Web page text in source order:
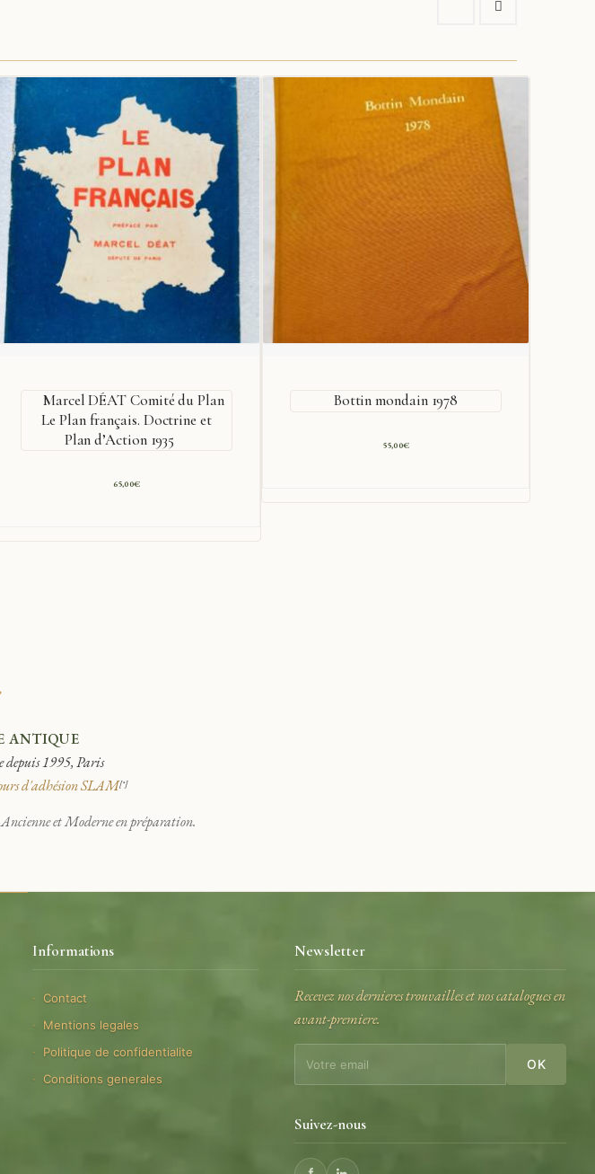
Marcel DÉAT Comité du Plan
Le Plan français. Doctrine et
Plan d’Action 1935
65,00€
Bottin mondain 1978
55,00€
ANTIQUE
1995, Paris
d'adhésion SLAM[*]
et Moderne en préparation.
Informations
Contact
Mentions legales
Politique de confidentialite
Conditions generales
Newsletter
Recevez nos dernieres trouvailles et nos catalogues en
avant-premiere.
OK
Suivez-nous